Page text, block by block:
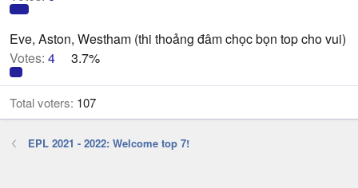
Eve, Aston, Westham (thi thoảng đâm chọc bọn top cho vui)
Votes: 4 3.7%
Total voters 107
EPL 2021 - 2022: Welcome top 7!